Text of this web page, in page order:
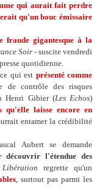
qui aurait fait perdre
qu'un bouc émissaire
fraude gigantesque à la
Soir- suscite vendredi
quotidienne.
qui est présenté comme
contrôle des risques
Henri Gibier (Les Echos)
qu'elle laisse encore en
entamer la crédibilité
Aubert se demande
l'étendue des
Libération regrette qu'un
, surtout pas parmi les